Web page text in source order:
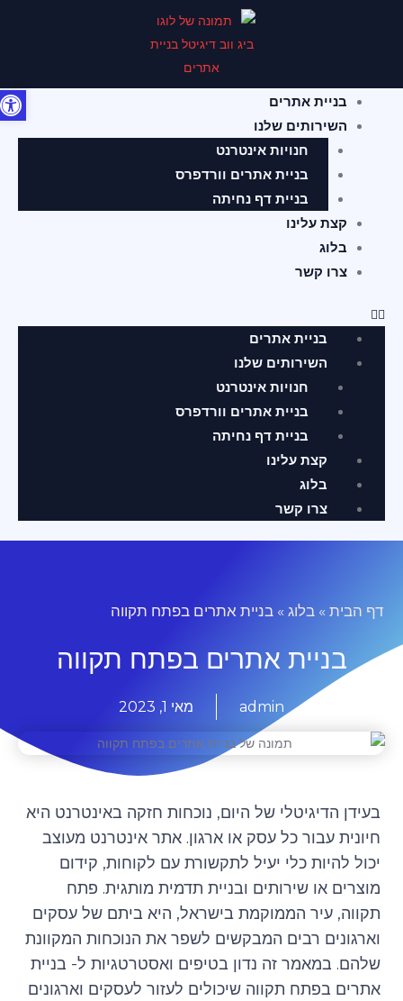
בניית אתרים
השירותים שלנו
חנויות אינטרנט
בניית אתרים וורדפרס
בניית דף נחיתה
קצת עלינו
בלוג
צרו קשר
תפריט
בניית אתרים
השירותים שלנו
חנויות אינטרנט
בניית אתרים וורדפרס
בניית דף נחיתה
קצת עלינו
בלוג
צרו קשר
דף הבית» בלוג» בניית אתרים בפתח תקווה
בניית אתרים בפתח תקווה
admin מאי 1, 2023
בעידן הדיגיטלי של היום, נוכחות חזקה באינטרנט היא
חיונית עבור כל עסק או ארגון. אתר אינטרנט מעוצב
יכול להיות כלי יעיל לתקשורת עם לקוחות, קידום
מוצרים או שירותים ובניית תדמית מותגית. פתח
תקווה, עיר הממוקמת בישראל, היא ביתם של עסקים
וארגונים רבים המבקשים לשפר את הנוכחות המקוונת
שלהם. במאמר זה נדון בטיפים ואסטרטגיות ל- בניית
אתרים בפתח תקווה שיכולים לעזור לעסקים וארגונים
פתח